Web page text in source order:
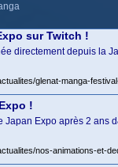
sur Twitch !
directement depuis la
glenat-manga-
!
Expo après 2
nos-animations-et-